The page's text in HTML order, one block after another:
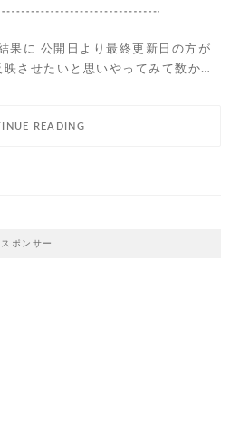
果に 公開日より最終更新日の方が
させたいと思いやってみて数か…
READING
スポンサー